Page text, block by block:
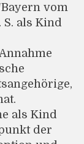
vom
als Kind
als Kind
der